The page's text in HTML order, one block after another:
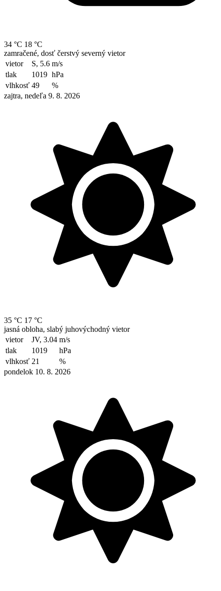
34 °C 18 °C
zamračené, dosť čerstvý severný vietor
vietor
S, 5.6 m/s
tlak
1019 hPa
vlhkosť 49
%
zajtra, nedeľa 9. 8. 2026
35 °C 17 °C
jasná obloha, slabý juhovýchodný vietor
vietor
JV, 3.04 m/s
tlak
1019
hPa
vlhkosť 21
%
pondelok 10. 8. 2026